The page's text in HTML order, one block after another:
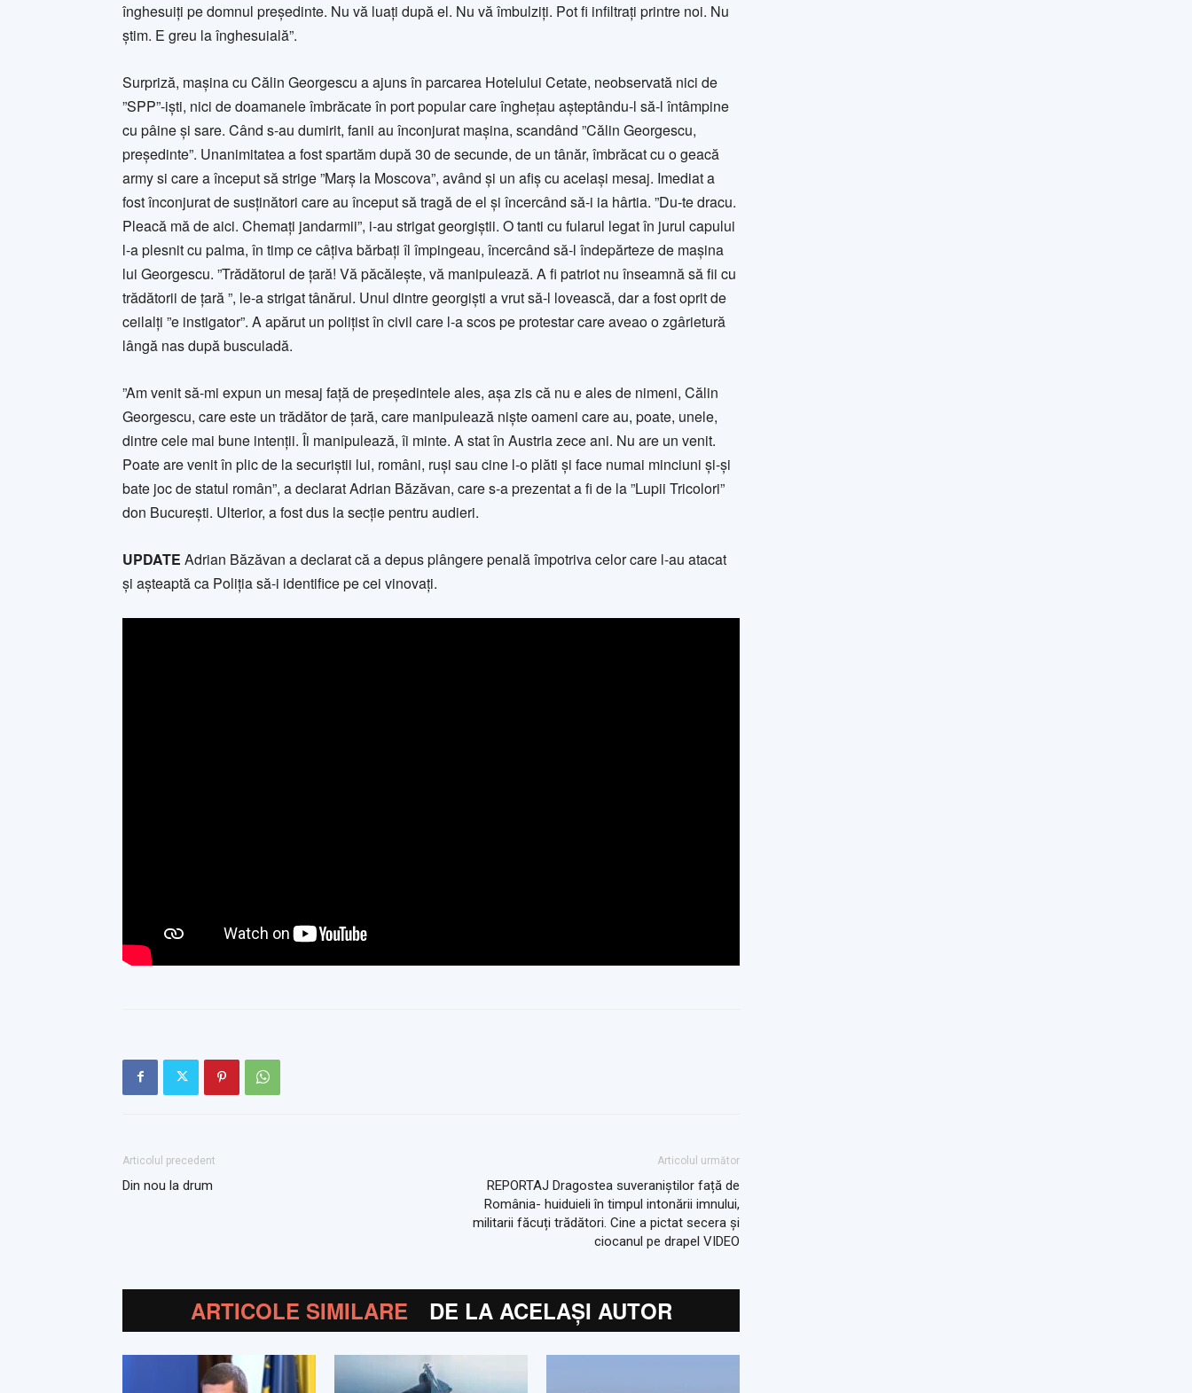
înghesuiți pe domnul președinte. Nu vă luați după el. Nu vă îmbulziți. Pot fi infiltrați printre noi. Nu
știm. E greu la înghesuială”.
Surpriză, mașina cu Călin Georgescu a ajuns în parcarea Hotelului Cetate, neobservată nici de
”SPP”-iști, nici de doamanele îmbrăcate în port popular care înghețau așteptându-l să-l întâmpine
cu pâine și sare. Când s-au dumirit, fanii au înconjurat mașina, scandând ”Călin Georgescu,
președinte”. Unanimitatea a fost spartăm după 30 de secunde, de un tânăr, îmbrăcat cu o geacă
army si care a început să strige ”Marș la Moscova”, având și un afiș cu același mesaj. Imediat a
fost înconjurat de susținători care au început să tragă de el și încercând să-i ia hârtia. ”Du-te dracu.
Pleacă mă de aici. Chemați jandarmii”, i-au strigat georgiștii. O tanti cu fularul legat în jurul capului
l-a plesnit cu palma, în timp ce câțiva bărbați îl împingeau, încercând să-l îndepărteze de mașina
lui Georgescu. ”Trădătorul de țară! Vă păcălește, vă manipulează. A fi patriot nu înseamnă să fii cu
trădătorii de țară ”, le-a strigat tânărul. Unul dintre georgiști a vrut să-l lovească, dar a fost oprit de
ceilalți ”e instigator”. A apărut un polițist în civil care l-a scos pe protestar care aveao o zgârietură
lângă nas după busculadă.
”Am venit să-mi expun un mesaj față de președintele ales, așa zis că nu e ales de nimeni, Călin
Georgescu, care este un trădător de țară, care manipulează niște oameni care au, poate, unele,
dintre cele mai bune intenții. Îi manipulează, îi minte. A stat în Austria zece ani. Nu are un venit.
Poate are venit în plic de la securiștii lui, români, ruși sau cine l-o plăti și face numai minciuni și-și
bate joc de statul român”, a declarat Adrian Băzăvan, care s-a prezentat a fi de la ”Lupii Tricolori”
don București. Ulterior, a fost dus la secție pentru audieri.
UPDATE Adrian Băzăvan a declarat că a depus plângere penală împotriva celor care l-au atacat
și așteaptă ca Poliția să-i identifice pe cei vinovați.
Articolul precedent
Din nou la drum
Articolul următor
REPORTAJ Dragostea suveraniștilor față de
România- huiduieli în timpul intonării imnului,
militarii făcuți trădători. Cine a pictat secera și
ciocanul pe drapel VIDEO
ARTICOLE SIMILARE DE LA ACELAȘI AUTOR